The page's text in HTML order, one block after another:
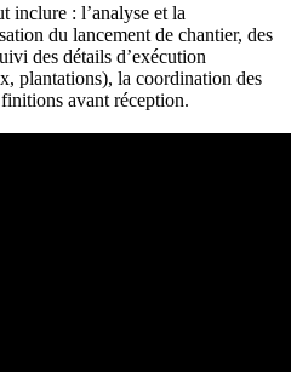
inclure : l’analyse et la
du lancement de chantier, des
des détails d’exécution
plantations), la coordination des
avant réception.